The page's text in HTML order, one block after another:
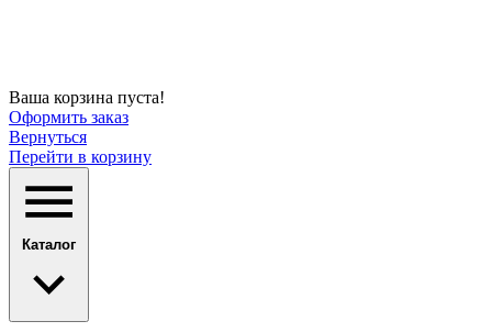
Ваша корзина пуста!
Оформить заказ
Вернуться
Перейти в корзину
Каталог